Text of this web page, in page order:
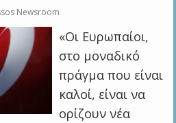
Newsroom
«Οι Ευρωπαίοι,
στο μοναδικό
πράγμα που είναι
καλοί, είναι να
ορίζουν νέα